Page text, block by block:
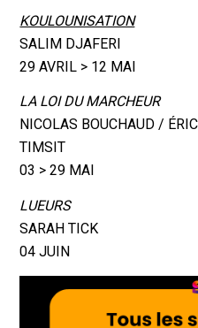
KOULOUNISATION
SALIM DJAFERI
29 AVRIL > 12 MAI
LA LOI DU MARCHEUR
NICOLAS BOUCHAUD /
TIMSIT
03 > 29 MAI
LUEURS
SARAH TICK
04 JUIN